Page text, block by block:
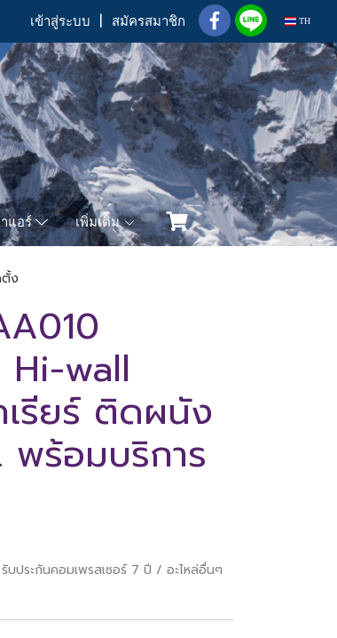
เข้าสู่ระบบ สมัครสมาชิก TH
แอร์ เพิ่มเติม
ง
Hi-wall
รียร์ ติดผนัง
พร้อมบริการ
ประกันคอมเพรสเซอร์ 7 ปี / อะไหล่อื่นๆ